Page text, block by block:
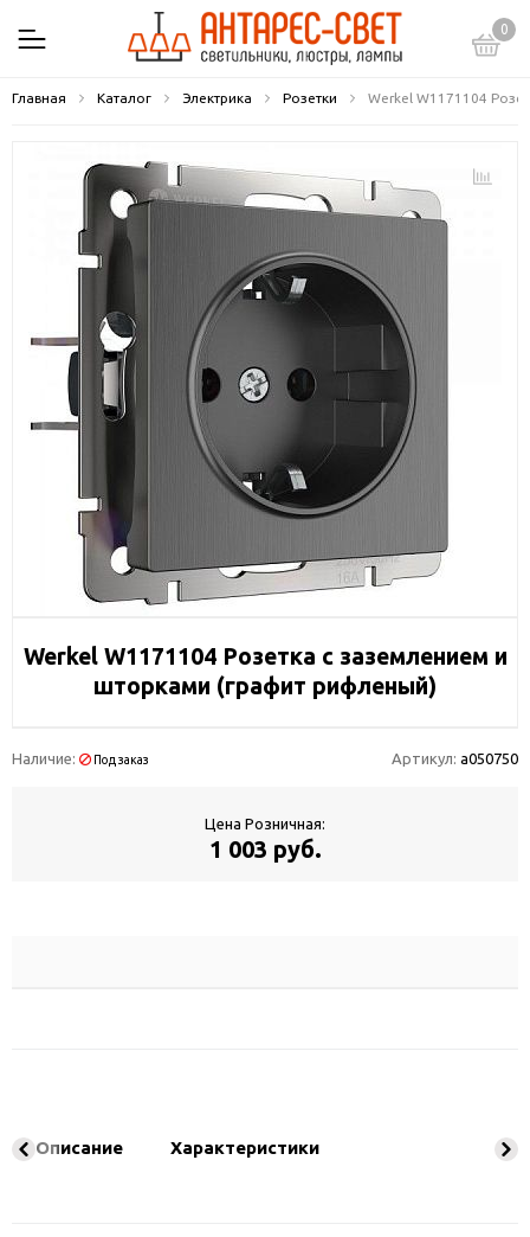
0
Главная Каталог Электрика Розетки Werkel W1171104
Werkel W1171104 Розетка с заземлением и
шторками (графит рифленый)
Наличие: Под заказ Артикул: a050750
Цена Розничная:
1 003 руб.
Описание Характеристики